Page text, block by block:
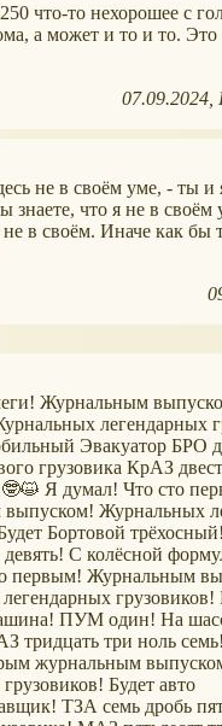
что-то нехорошее с
а может и то и то.
07.09.2024
не в своём уме, - ты и
знаете, что я не в своём
в своём. Иначе как бы
Журнальным
легендарных
Эвакуатор БРО
грузовика КрАЗ
Я думал! Что сто
Журнальных
Бортовой
С колёсной
первым! Журнальным
грузовиков!
ПУМ один! На
тридцать три ноль
журнальным
Будет авто
ТЗА семь дробь